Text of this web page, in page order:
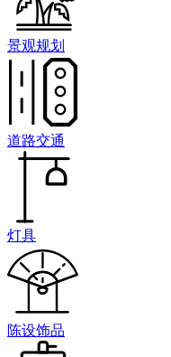
景观规划
道路交通
灯具
陈设饰品